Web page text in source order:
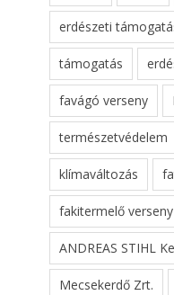
erdészeti
támogatás
favágó verseny
természetvédelem
klímaváltozás
fakitermelő verseny
ANDREAS STIHL
Mecsekerdő Zrt.